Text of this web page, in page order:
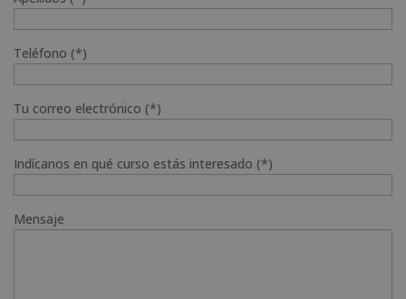
Teléfono (*)
Tu correo electrónico (*)
Indícanos en qué curso estás interesado (*)
Mensaje